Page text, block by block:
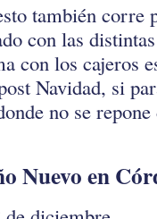
también corre
con las
con los cajeros
Navidad, si
no se
Nuevo en